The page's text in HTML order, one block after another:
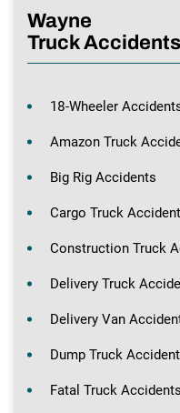
Wayne
Truck
18-Wheeler
Amazon Truck
Big Rig Accidents
Cargo Truck
Construction Truck
Delivery Truck
Delivery Van
Dump Truck
Fatal Truck Accidents